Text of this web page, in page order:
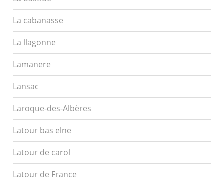
La cabanasse
La llagonne
Lamanere
Lansac
Laroque-des-Albères
Latour bas elne
Latour de carol
Latour de France